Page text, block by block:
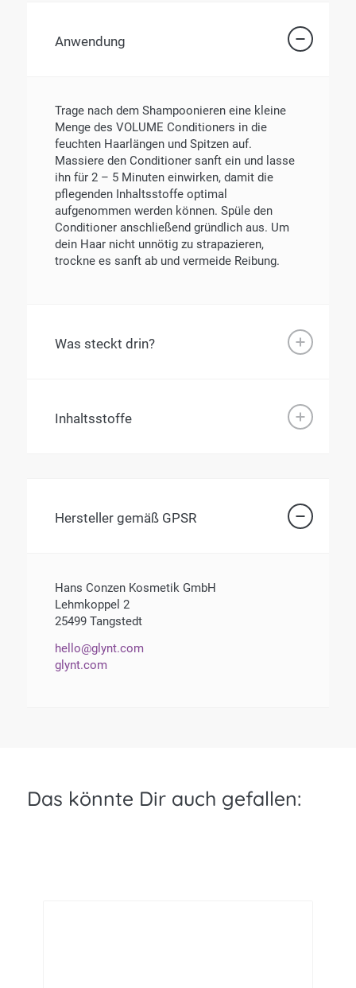
Anwendung
Trage nach dem Shampoonieren eine kleine
Menge des VOLUME Conditioners in die
feuchten Haarlängen und Spitzen auf.
Massiere den Conditioner sanft ein und lasse
ihn für 2 – 5 Minuten einwirken, damit die
pflegenden Inhaltsstoffe optimal
aufgenommen werden können. Spüle den
Conditioner anschließend gründlich aus. Um
dein Haar nicht unnötig zu strapazieren,
trockne es sanft ab und vermeide Reibung.
Was steckt drin?
Inhaltsstoffe
Hersteller gemäß GPSR
Hans Conzen Kosmetik GmbH
Lehmkoppel 2
25499 Tangstedt
hello@glynt.com
glynt.com
Das könnte Dir auch gefallen: